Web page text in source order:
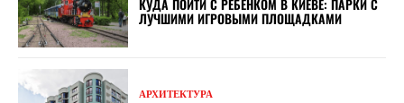
КУДА ПОЙТИ С РЕБЕНКОМ В КИЕВЕ: ПАРКИ С
ЛУЧШИМИ ИГРОВЫМИ ПЛОЩАДКАМИ
АРХИТЕКТУРА